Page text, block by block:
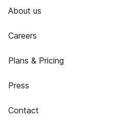
About us
Careers
Plans & Pricing
Press
Contact